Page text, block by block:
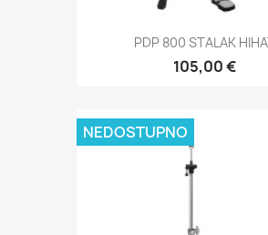
PDP 800 STALAK
105,00 €
NEDOSTUPNO